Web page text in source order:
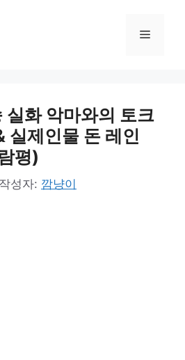
메
실화 악마와의 토크
실제인물 돈 레인
평)
작성자: 깜냥이